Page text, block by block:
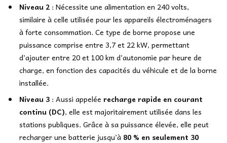
Niveau 2 : Nécessite une alimentation en 240 volts,
similaire à celle utilisée pour les appareils électroménagers
à forte consommation. Ce type de borne propose une
puissance comprise entre 3,7 et 22 kW, permettant
d’ajouter entre 20 et 100 km d’autonomie par heure de
charge, en fonction des capacités du véhicule et de la borne
installée.
Niveau 3 : Aussi appelée recharge rapide en courant
continu (DC), elle est majoritairement utilisée dans les
stations publiques. Grâce à sa puissance élevée, elle peut
recharger une batterie jusqu’à 80 % en seulement 30